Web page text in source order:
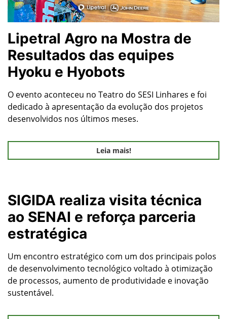
Lipetral Agro na Mostra de
Resultados das equipes
Hyoku e Hyobots
O evento aconteceu no Teatro do SESI Linhares e foi
dedicado à apresentação da evolução dos projetos
desenvolvidos nos últimos meses.
Leia mais!
SIGIDA realiza visita técnica
ao SENAI e reforça parceria
estratégica
Um encontro estratégico com um dos principais polos
de desenvolvimento tecnológico voltado à otimização
de processos, aumento de produtividade e inovação
sustentável.